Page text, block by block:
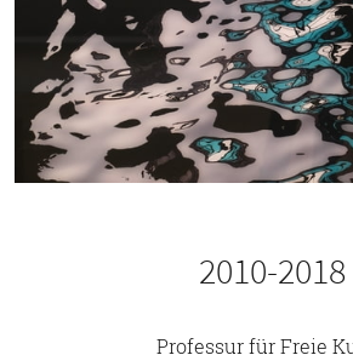
2010-2018
Professur für Freie